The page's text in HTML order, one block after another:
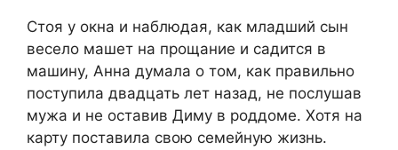
Стоя у окна и наблюдая, как младший сын
весело машет на прощание и садится в
машину, Анна думала о том, как правильно
поступила двадцать лет назад, не послушав
мужа и не оставив Диму в роддоме. Хотя на
карту поставила свою семейную жизнь.